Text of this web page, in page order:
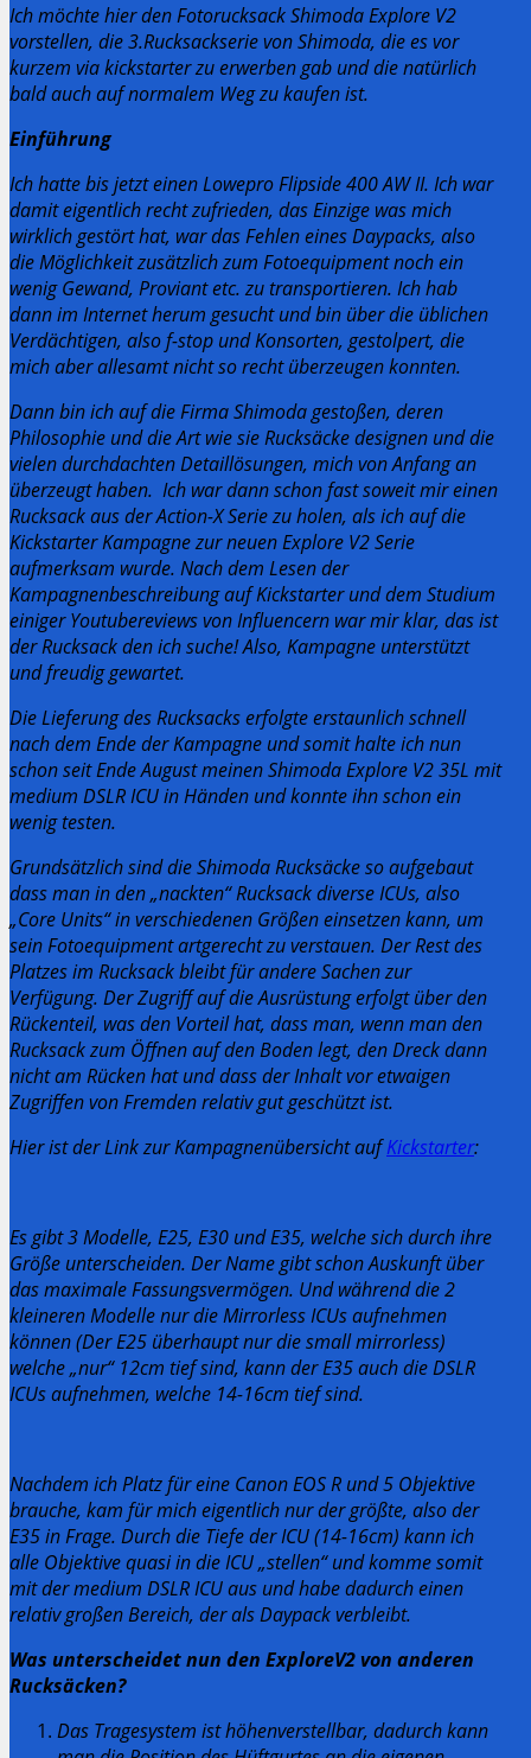
Ich möchte hier den Fotorucksack Shimoda Explore V2
vorstellen, die 3.Rucksackserie von Shimoda, die es vor
kurzem via kickstarter zu erwerben gab und die natürlich
bald auch auf normalem Weg zu kaufen ist.
Einführung
Ich hatte bis jetzt einen Lowepro Flipside 400 AW II. Ich war
damit eigentlich recht zufrieden, das Einzige was mich
wirklich gestört hat, war das Fehlen eines Daypacks, also
die Möglichkeit zusätzlich zum Fotoequipment noch ein
wenig Gewand, Proviant etc. zu transportieren. Ich hab
dann im Internet herum gesucht und bin über die üblichen
Verdächtigen, also f-stop und Konsorten, gestolpert, die
mich aber allesamt nicht so recht überzeugen konnten.
Dann bin ich auf die Firma Shimoda gestoßen, deren
Philosophie und die Art wie sie Rucksäcke designen und die
vielen durchdachten Detaillösungen, mich von Anfang an
überzeugt haben. Ich war dann schon fast soweit mir einen
Rucksack aus der Action-X Serie zu holen, als ich auf die
Kickstarter Kampagne zur neuen Explore V2 Serie
aufmerksam wurde. Nach dem Lesen der
Kampagnenbeschreibung auf Kickstarter und dem Studium
einiger Youtubereviews von Influencern war mir klar, das ist
der Rucksack den ich suche!Also, Kampagne unterstützt
und freudig gewartet.
Die Lieferung des Rucksacks erfolgte erstaunlich schnell
nach dem Ende der Kampagne und somit halte ich nun
schon seit Ende August meinen Shimoda Explore V2 35L mit
medium DSLR ICU in Händen und konnte ihn schon ein
wenig testen.
Grundsätzlich sind die Shimoda Rucksäcke so aufgebaut
dass man in den „nackten“ Rucksack diverse ICUs, also
„Core Units“ in verschiedenen Größen einsetzen kann, um
sein Fotoequipment artgerecht zu verstauen. Der Rest des
Platzes im Rucksack bleibt für andere Sachen zur
Verfügung. Der Zugriff auf die Ausrüstung erfolgt über den
Rückenteil, was den Vorteil hat, dass man, wenn man den
Rucksack zum Öffnen auf den Boden legt, den Dreck dann
nicht am Rücken hat und dass der Inhalt vor etwaigen
Zugriffen von Fremden relativ gut geschützt ist.
Hier ist der Link zur Kampagnenübersicht aufKickstarter:
Es gibt 3 Modelle, E25, E30 und E35, welche sich durch ihre
Größe unterscheiden. Der Name gibt schon Auskunft über
das maximale Fassungsvermögen. Und während die 2
kleineren Modelle nur die Mirrorless ICUs aufnehmen
können (Der E25 überhaupt nur die small mirrorless)
welche „nur“ 12cm tief sind, kann der E35 auch die DSLR
ICUs aufnehmen, welche 14-16cm tief sind.
Nachdem ich Platz für eine Canon EOS R und 5 Objektive
brauche, kam für mich eigentlich nur der größte, also der
E35 in Frage. Durch die Tiefe der ICU (14-16cm) kann ich
alle Objektive quasi in die ICU „stellen“ und komme somit
mit der medium DSLR ICU aus und habe dadurch einen
relativ großen Bereich, der als Daypack verbleibt.
Was unterscheidet nun den ExploreV2 von anderen
Rucksäcken?
Das Tragesystem ist höhenverstellbar, dadurch kann